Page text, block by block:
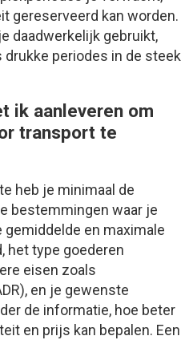
gereserveerd kan worden.
daadwerkelijk gebruikt,
periodes in de steek
ik aanleveren om
transport te
heb je minimaal de
bestemmingen waar je
gemiddelde en maximale
het type goederen
eisen zoals
en je gewenste
de informatie, hoe beter
en prijs kan bepalen. Een